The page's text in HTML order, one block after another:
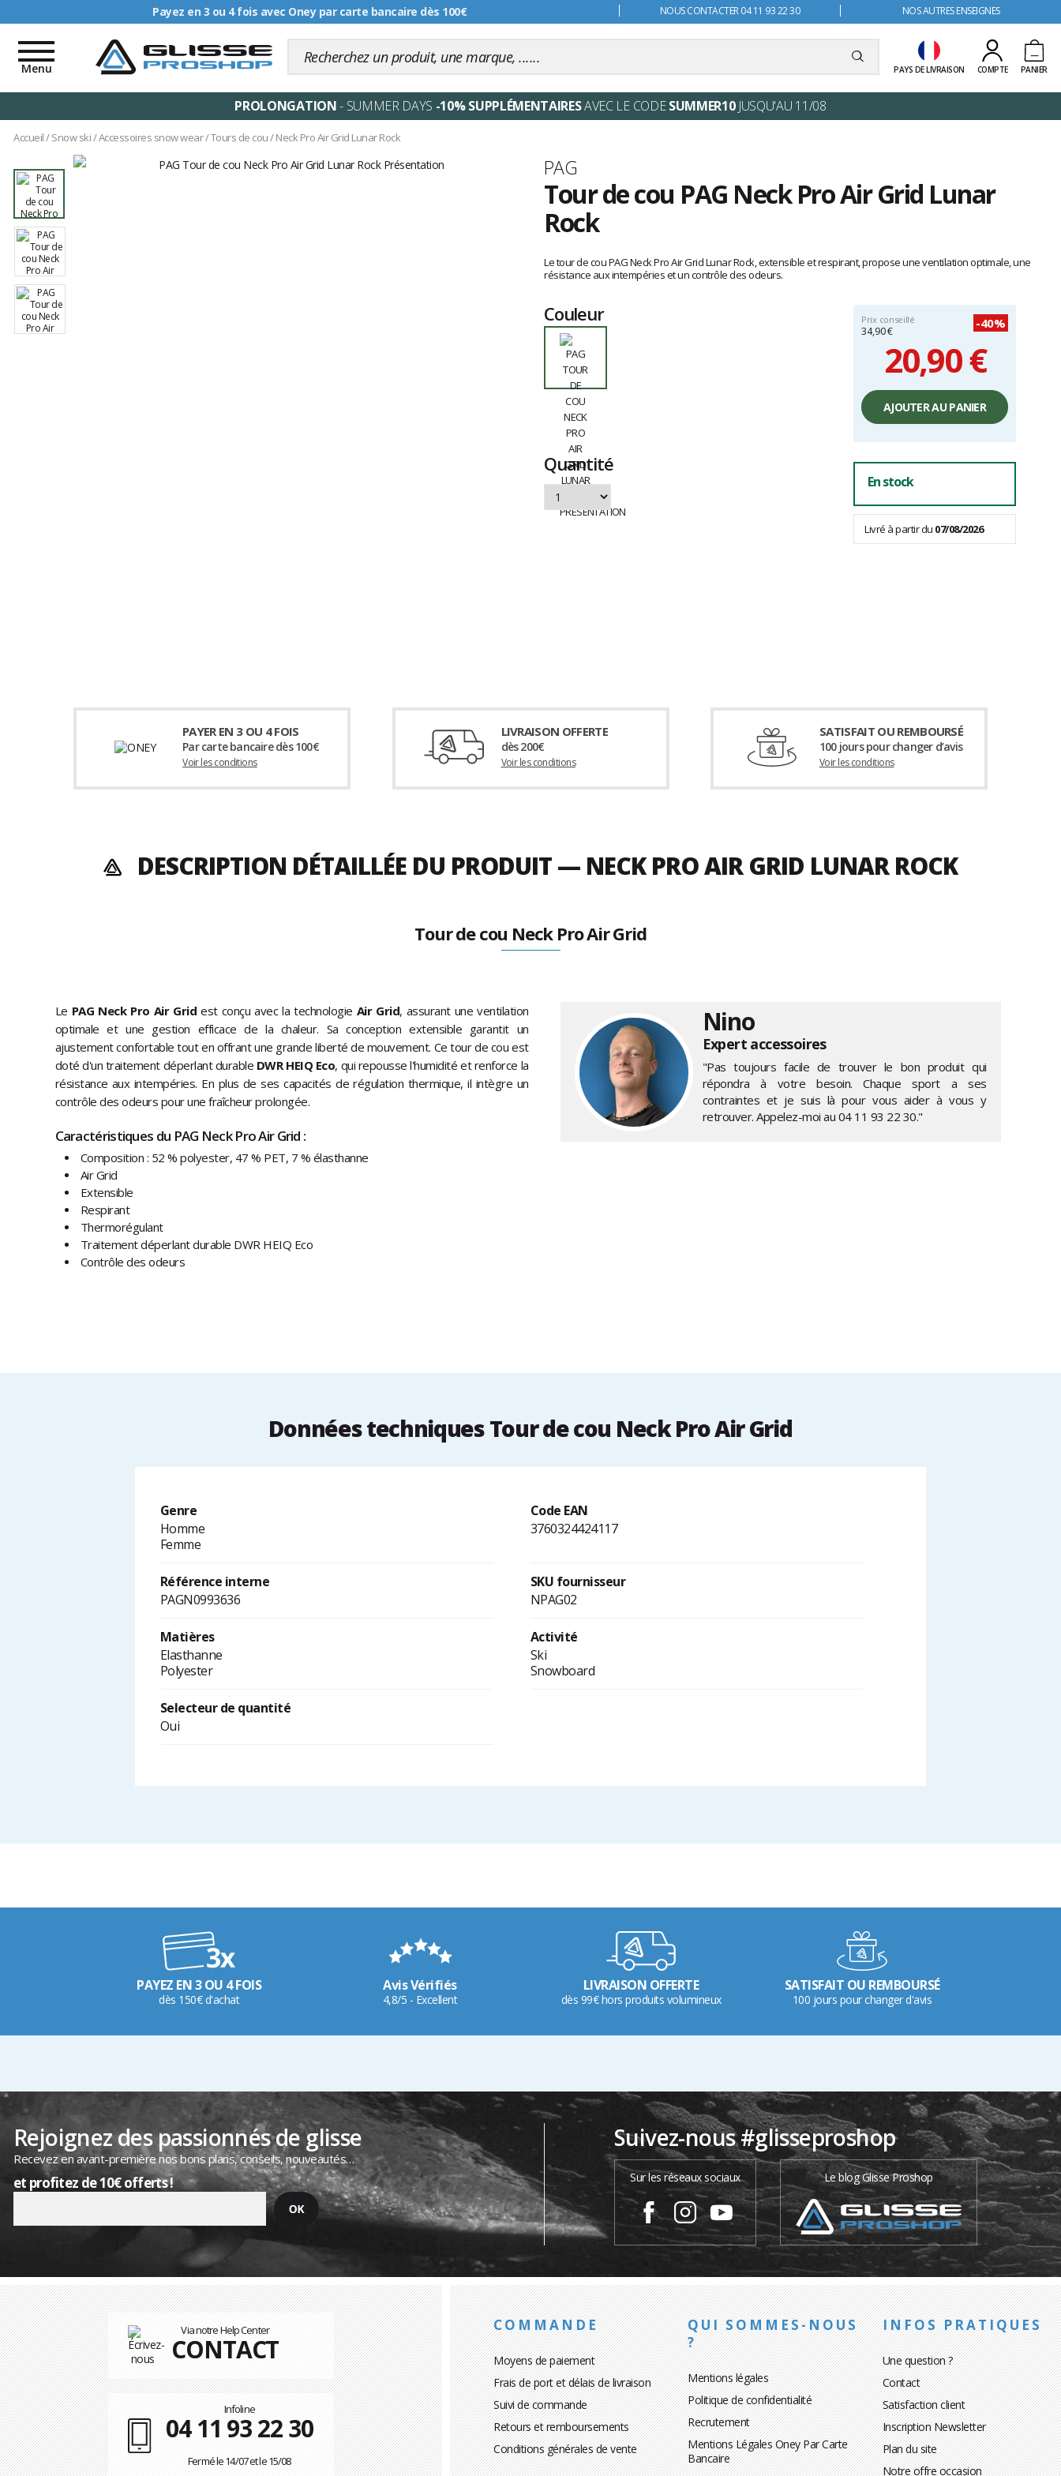
Livraison offerte dès 99€ NOUS CONTACTER 04 11 93 22 30 NOS AUTRES ENSEIGNES
PAYS DE LIVRAISON COMPTE PANIER
Toggle
navigation
Menu
PROLONGATION- SUMMER DAYS -10% SUPPLÉMENTAIRESAVEC LE CODESUMMER10JUSQU'AU 11/08
Accueil/Snow ski/Accessoires snow wear/Tours de cou/Neck Pro Air Grid Lunar Rock
Marque
PAG
Tour de cou PAG Neck Pro Air Grid Lunar
Rock
avis
clients
Le tour de cou PAG Neck Pro Air Grid Lunar Rock, extensible et respirant, propose une ventilation optimale, une
résistance aux intempéries et un contrôle des odeurs.
Couleur
Quantité
Prix conseillé
34,90 €
-40%
20,90 €
Prix
unitaire,
hors
frais
AJOUTER AU PANIER
En stock
Livré à partir du 07/08/2026
PAYER EN 3 OU 4 FOIS
Par carte bancaire dès 100€
Voir les conditions
LIVRAISON OFFERTE
dès 200€
Voir les conditions
SATISFAIT OU REMBOURSÉ
100 jours pour changer d’avis
Voir les conditions
DESCRIPTION DÉTAILLÉE DU PRODUIT — NECK PRO AIR GRID LUNAR ROCK
Tour de cou Neck Pro Air Grid
Le PAG Neck Pro Air Grid est conçu avec la technologie Air Grid, assurant une ventilation
optimale et une gestion efficace de la chaleur. Sa conception extensible garantit un
ajustement confortable tout en offrant une grande liberté de mouvement. Ce tour de cou est
doté d'un traitement déperlant durable DWR HEIQ Eco, qui repousse l'humidité et renforce la
résistance aux intempéries. En plus de ses capacités de régulation thermique, il intègre un
contrôle des odeurs pour une fraîcheur prolongée.
Caractéristiques du PAG Neck Pro Air Grid :
Composition : 52 % polyester, 47 % PET, 7 % élasthanne
Air Grid
Extensible
Respirant
Thermorégulant
Traitement déperlant durable DWR HEIQ Eco
Contrôle des odeurs
Nino
Expert accessoires
"Pas toujours facile de trouver le bon produit qui
répondra à votre besoin. Chaque sport a ses
contraintes et je suis là pour vous aider à vous y
retrouver. Appelez-moi au 04 11 93 22 30."
Données techniques Tour de cou Neck Pro Air Grid
Genre
Homme
Femme
Code EAN
3760324424117
Référence interne
PAGN0993636
SKU fournisseur
NPAG02
Matières
Elasthanne
Polyester
Activité
Ski
Snowboard
Selecteur de quantité
Oui
PAYEZ EN 3 OU 4 FOIS
dès 150€ d'achat
Avis Vérifiés
4,8/5 - Excellent
LIVRAISON OFFERTE
dès 99€ hors produits volumineux
SATISFAIT OU REMBOURSÉ
100 jours pour changer d'avis
Rejoignez des passionnés de glisse
Recevez en avant-première nos bons plans, conseils, nouveautés…
et profitez de 10€ offerts !
Suivez-nous #glisseproshop
Sur les réseaux sociaux Le blog Glisse Proshop
Via notre Help Center
CONTACT
Infoline
04 11 93 22 30
Fermé le 14/07 et le 15/08
COMMANDE
Moyens de paiement
Frais de port et délais de livraison
Suivi de commande
Retours et remboursements
Conditions générales de vente
QUI SOMMES-NOUS
?
Mentions légales
Politique de confidentialité
Recrutement
Mentions Légales Oney Par Carte
Bancaire
INFOS PRATIQUES
Une question ?
Contact
Satisfaction client
Inscription Newsletter
Plan du site
Notre offre occasion